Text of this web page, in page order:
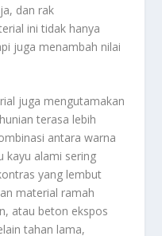
dan rak
ini tidak hanya
juga menambah nilai
juga mengutamakan
terasa lebih
antara warna
kayu alami sering
yang lembut
material ramah
atau beton ekspos
tahan lama,